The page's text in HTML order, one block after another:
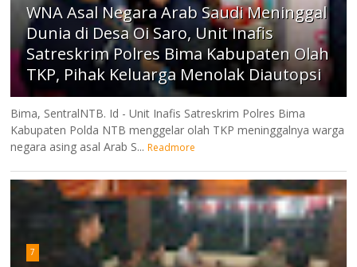
WNA Asal Negara Arab Saudi Meninggal
Dunia di Desa Oi Saro, Unit Inafis
Satreskrim Polres Bima Kabupaten Olah
TKP, Pihak Keluarga Menolak Diautopsi
Bima, SentralNTB. Id - Unit Inafis Satreskrim Polres Bima
Kabupaten Polda NTB menggelar olah TKP meninggalnya warga
negara asing asal Arab S... Readmore
7